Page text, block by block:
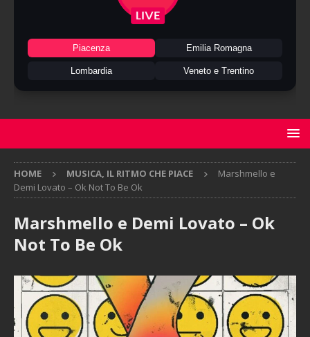
Piacenza Emilia Romagna
Lombardia Veneto e Trentino
HOME MUSICA, IL RITMO CHE PIACE
Marshmello e
Demi Lovato – Ok Not To Be Ok
Marshmello e Demi Lovato – Ok
Not To Be Ok